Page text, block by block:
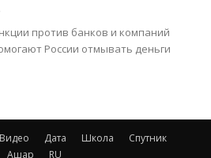
против банков и компаний
России отмывать деньги
Видео Дата Школа
Спутник
Ашар
RU